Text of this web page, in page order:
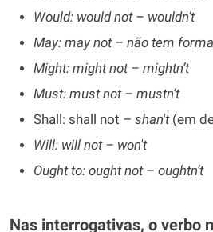
Would: would not – wouldn’t
May: may not – não tem
Might: might not – mightn’t
Must: must not – mustn’t
Shall: shall not – shan't (em
Will: will not – won't
Ought to: ought not – oughtn’t
Nas interrogativas, o verbo